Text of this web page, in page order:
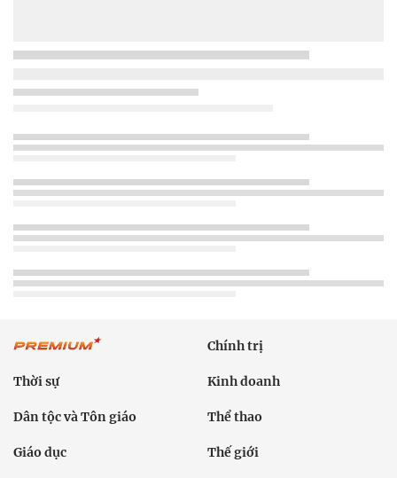
Chính trị
Thời sự Kinh doanh
Dân tộc và Tôn giáo Thể thao
Giáo dục Thế giới